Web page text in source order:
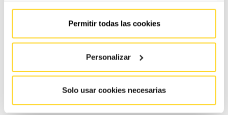
Permitir todas las cookies
Personalizar
Solo usar cookies necesarias
Compartir en Facebook
Compartir en Twitter
Compartir en Linkedin
Compartir poremail
Compartir en